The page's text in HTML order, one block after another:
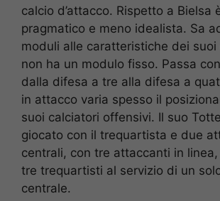
calcio d’attacco. Rispetto a Bielsa
pragmatico e meno idealista. Sa
moduli alle caratteristiche dei suoi
non ha un modulo fisso. Passa
dalla difesa a tre alla difesa a
in attacco varia spesso il
suoi calciatori offensivi. Il suo
giocato con il trequartista e due
centrali, con tre attaccanti in
tre trequartisti al servizio di un
centrale.